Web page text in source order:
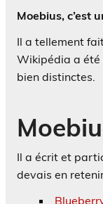
Moebius, c’est
Il a tellement
Wikipédia a été
bien distinctes.
Il a écrit et
devais en